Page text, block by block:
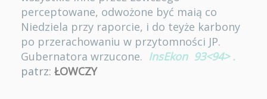
perceptowane, odwożone być maią co
Niedziela przy raporcie, i do teyże karbony
po przerachowaniu w przytomności JP.
Gubernatora wrzucone. InsEkon 93<94> .
patrz: ŁOWCZY